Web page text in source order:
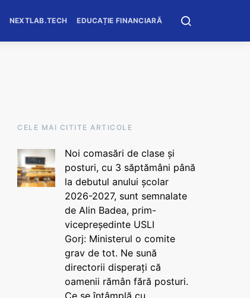
NEXTLAB.TECH EDUCAȚIE FINANCIARĂ
CELE MAI CITITE ARTICOLE
Noi comasări de clase și
posturi, cu 3 săptămâni până
la debutul anului școlar
2026-2027, sunt semnalate
de Alin Badea, prim-
vicepreședinte USLI
Gorj: Ministerul o comite
grav de tot. Ne sună
directorii disperați că
oamenii rămân fără posturi.
Ce se întâmplă cu